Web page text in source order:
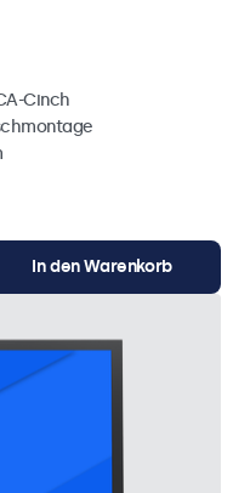
Cinch
In den Warenkorb